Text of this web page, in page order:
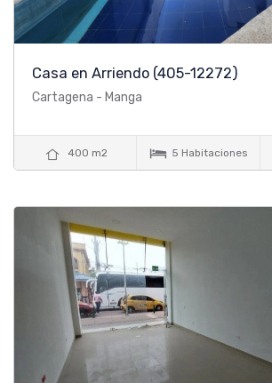
Casa en Arriendo (405-12272)
Cartagena - Manga
 400 m2  5 Habitaciones